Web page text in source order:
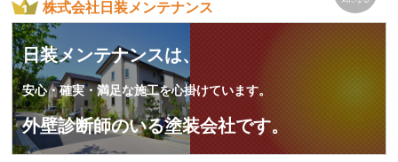
株式会社日装メンテナンス
日装メンテナンスは、
安心・確実・満足な施工を心掛けています。
外壁診断師のいる塗装会社です。